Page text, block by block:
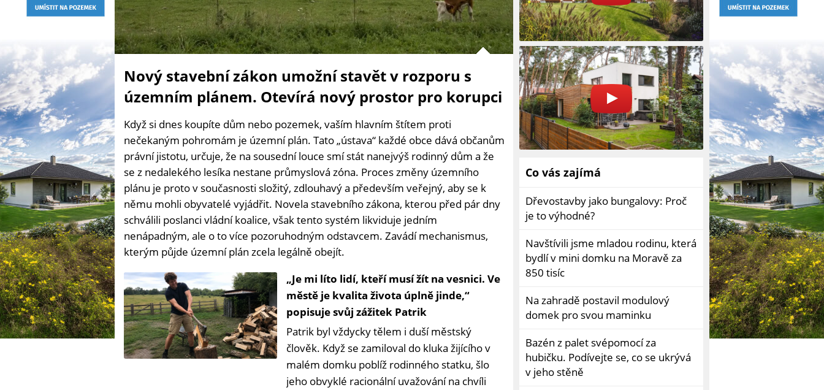
Nový stavební zákon umožní stavět v rozporu s
územním plánem. Otevírá nový prostor pro korupci
Když si dnes koupíte dům nebo pozemek, vaším hlavním štítem proti
nečekaným pohromám je územní plán. Tato „ústava“ každé obce dává občanům
právní jistotu, určuje, že na sousední louce smí stát nanejvýš rodinný dům a že
se z nedalekého lesíka nestane průmyslová zóna. Proces změny územního
plánu je proto v současnosti složitý, zdlouhavý a především veřejný, aby se k
němu mohli obyvatelé vyjádřit. Novela stavebního zákona, kterou před pár dny
schválili poslanci vládní koalice, však tento systém likviduje jedním
nenápadným, ale o to více pozoruhodným odstavcem. Zavádí mechanismus,
kterým půjde územní plán zcela legálně obejít.
„Je mi líto lidí, kteří musí žít na vesnici. Ve
městě je kvalita života úplně jinde,“
popisuje svůj zážitek Patrik
Patrik byl vždycky tělem i duší městský
člověk. Když se zamiloval do kluka žijícího v
malém domku poblíž rodinného statku, šlo
jeho obvyklé racionální uvažování na chvíli
Co vás zajímá
Dřevostavby jako bungalovy: Proč
je to výhodné?
Navštívili jsme mladou rodinu, která
bydlí v mini domku na Moravě za
850 tisíc
Na zahradě postavil modulový
domek pro svou maminku
Bazén z palet svépomocí za
hubičku. Podívejte se, co se ukrývá
v jeho stěně